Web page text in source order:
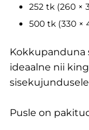
252 tk (260 ×
500 tk (330 ×
Kokkupanduna
ideaalne nii
Pusle on